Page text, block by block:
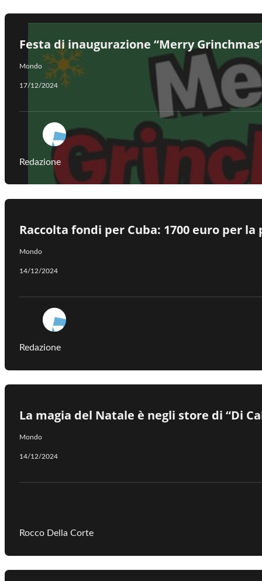
Festa di inaugurazione “Merry
Mondo
17/12/2024
Redazione
Raccolta fondi per Cuba: 1700 euro per
Mondo
14/12/2024
Redazione
La magia del Natale è negli store di “Di
Mondo
14/12/2024
Rocco Della Corte